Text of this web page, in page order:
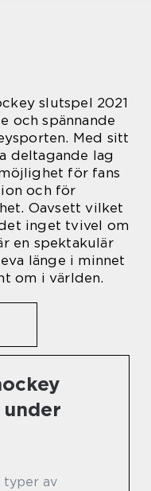
slutspel 2021
och spännande
Med sitt
deltagande lag
för fans
och för
Oavsett vilket
inget tvivel om
en spektakulär
länge i minnet
om i världen.
typer av